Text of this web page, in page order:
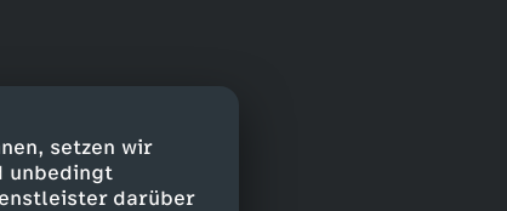
setzen wir
unbedingt
darüber